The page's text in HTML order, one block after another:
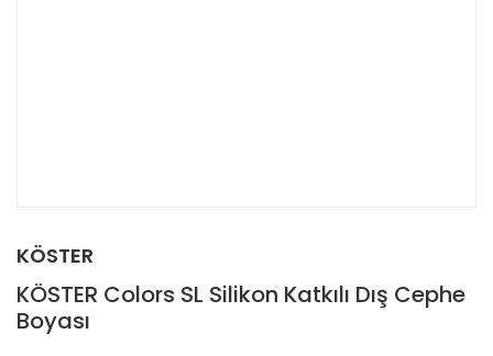
KÖSTER
KÖSTER Colors SL Silikon Katkılı Dış Cephe
Boyası